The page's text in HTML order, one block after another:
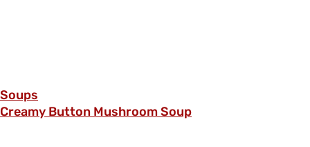
Soups
Creamy Button Mushroom Soup